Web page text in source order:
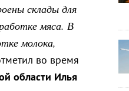
склады для
мяса. В
молока,
во время
области Илья